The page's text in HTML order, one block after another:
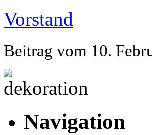
Vorstand
Beitrag vom 10.
Navigation